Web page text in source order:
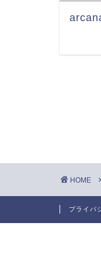
HOME
プライバ